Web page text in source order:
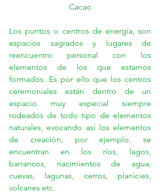
Cacao
Los puntos o centros de energía, son
espacios sagrados y lugares de
reencuentro personal con los
elementos de los que estamos
formados. Es por ello que los centros
ceremoniales están dentro de un
espacio muy especial siempre
rodeados de todo tipo de elementos
naturales, evocando así los elementos
de creación, por ejemplo, se
encuentran en los ríos, lagos,
barrancos, nacimientos de agua,
cuevas, lagunas, cerros, planicies,
volcanes etc.